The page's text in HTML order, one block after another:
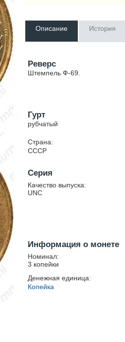
Описание История
Реверс
Штемпель Ф-69.
Гурт
рубчатый
Страна:
СССР
Серия
Качество выпуска:
UNC
Информация о монете
Номинал:
3 копейки
Денежная единица:
Копейка